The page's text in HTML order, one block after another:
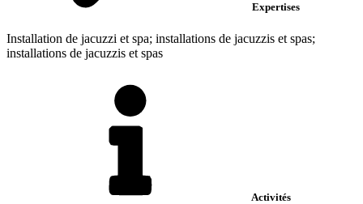
Expertises
Installation de jacuzzi et spa; installations de jacuzzis et spas;
installations de jacuzzis et spas
Activités